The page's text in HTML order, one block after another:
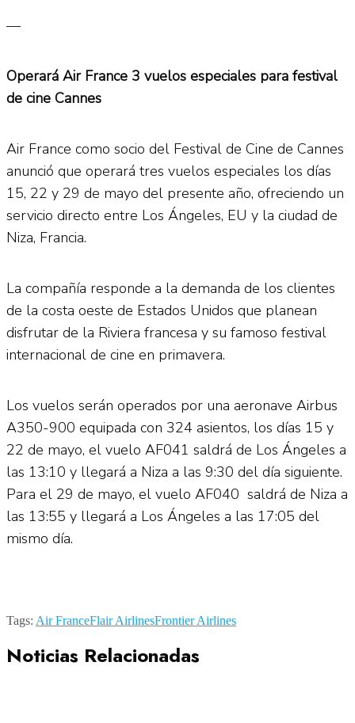
—
Operará Air France 3 vuelos especiales para festival
de cine Cannes
Air France como socio del Festival de Cine de Cannes
anunció que operará tres vuelos especiales los días
15, 22 y 29 de mayo del presente año, ofreciendo un
servicio directo entre Los Ángeles, EU y la ciudad de
Niza, Francia.
La compañía responde a la demanda de los clientes
de la costa oeste de Estados Unidos que planean
disfrutar de la Riviera francesa y su famoso festival
internacional de cine en primavera.
Los vuelos serán operados por una aeronave Airbus
A350-900 equipada con 324 asientos, los días 15 y
22 de mayo, el vuelo AF041 saldrá de Los Ángeles a
las 13:10 y llegará a Niza a las 9:30 del día siguiente.
Para el 29 de mayo, el vuelo AF040 saldrá de Niza a
las 13:55 y llegará a Los Ángeles a las 17:05 del
mismo día.
Tags: Air FranceFlair AirlinesFrontier Airlines
Noticias Relacionadas